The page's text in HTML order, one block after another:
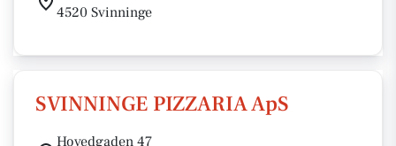
4520 Svinninge
SVINNINGE PIZZARIA ApS
Hovedgaden 47